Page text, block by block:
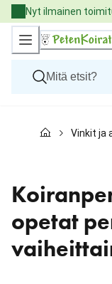
Skip
to
Content
Nyt ilmainen
Kissat
Uutuudet
Palvelut
opetat